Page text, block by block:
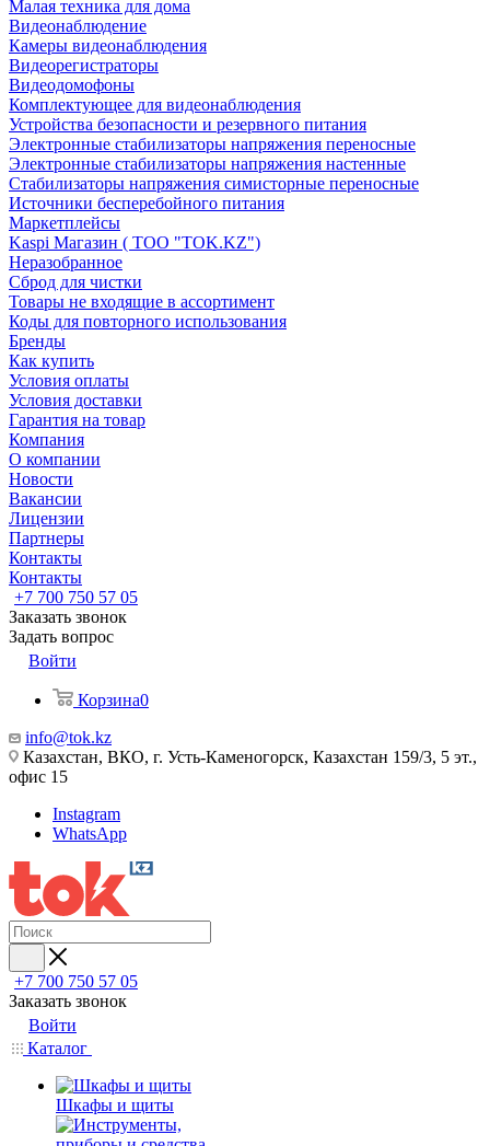
Малая техника для дома
Видеонаблюдение
Камеры видеонаблюдения
Видеорегистраторы
Видеодомофоны
Комплектующее для видеонаблюдения
Устройства безопасности и резервного питания
Электронные стабилизаторы напряжения переносные
Электронные стабилизаторы напряжения настенные
Стабилизаторы напряжения симисторные переносные
Источники бесперебойного питания
Маркетплейсы
Kaspi Магазин ( ТОО "TOK.KZ")
Неразобранное
Сброд для чистки
Товары не входящие в ассортимент
Коды для повторного использования
Бренды
Как купить
Условия оплаты
Условия доставки
Гарантия на товар
Компания
О компании
Новости
Вакансии
Лицензии
Партнеры
Контакты
Контакты
+7 700 750 57 05
Заказать звонок
Задать вопрос
Войти
Корзина0
info@tok.kz
Казахстан, ВКО, г. Усть-Каменогорск, Казахстан 159/3, 5 эт.,
офис 15
Instagram
WhatsApp
+7 700 750 57 05
Заказать звонок
Войти
Каталог
Шкафы и щиты